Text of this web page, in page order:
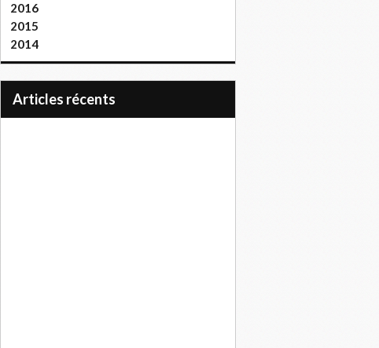
2016
2015
2014
articles récents